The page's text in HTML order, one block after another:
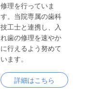
修理を行っていま
す。当院専属の歯科
技工士と連携し、入
れ歯の修理を速やか
に行えるよう努めて
います。
詳細はこちら